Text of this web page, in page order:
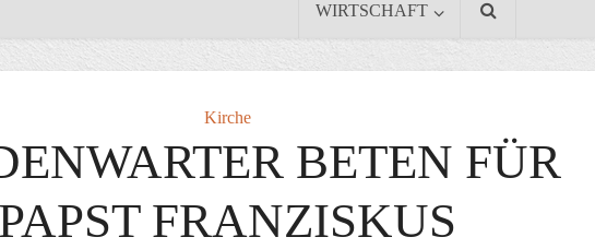
WIRTSCHAFT
Kirche
BETEN FÜR
PAPST FRANZISKUS